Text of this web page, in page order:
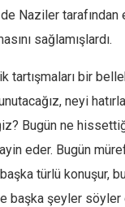
de Naziler
sağlamışlardı.
tartışmaları bir
neyi
Bugün ne
eder. Bugün
türlü konuşur,
başka şeyler söyler